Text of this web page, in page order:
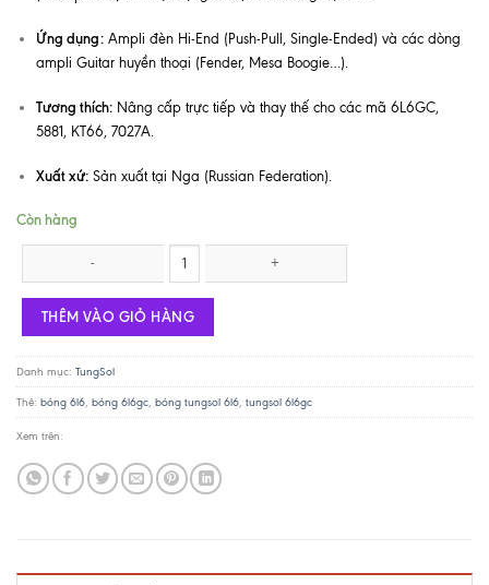
Ứng dụng: Ampli đèn Hi-End (Push-Pull, Single-Ended) và các dòng
ampli Guitar huyền thoại (Fender, Mesa Boogie…).
Tương thích: Nâng cấp trực tiếp và thay thế cho các mã 6L6GC,
5881, KT66, 7027A.
Xuất xứ: Sản xuất tại Nga (Russian Federation).
Còn hàng
THÊM VÀO GIỎ HÀNG
Danh mục: TungSol
Thẻ: bóng 6l6, bóng 6l6gc, bóng tungsol 6l6, tungsol 6l6gc
Xem trên: